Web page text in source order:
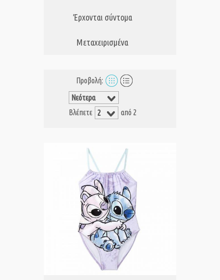
Έρχονται σύντομα
Μεταχειρισμένα
Προβολή:
Βλέπετε από 2